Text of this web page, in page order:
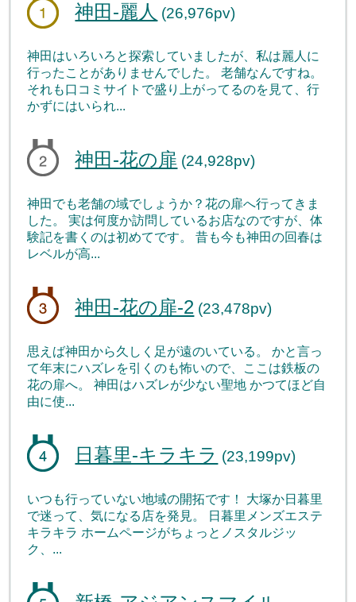
神田-麗人 (26,976pv)
神田はいろいろと探索していましたが、私は麗人に
行ったことがありませんでした。 老舗なんですね。
それも口コミサイトで盛り上がってるのを見て、行
かずにはいられ...
神田-花の扉 (24,928pv)
神田でも老舗の域でしょうか？花の扉へ行ってきま
した。 実は何度か訪問しているお店なのですが、体
験記を書くのは初めてです。 昔も今も神田の回春は
レベルが高...
神田-花の扉-2 (23,478pv)
思えば神田から久しく足が遠のいている。 かと言っ
て年末にハズレを引くのも怖いので、ここは鉄板の
花の扉へ。 神田はハズレが少ない聖地 かつてほど自
由に使...
日暮里-キラキラ (23,199pv)
いつも行っていない地域の開拓です！ 大塚か日暮里
で迷って、気になる店を発見。 日暮里メンズエステ
キラキラ ホームページがちょっとノスタルジッ
ク、...